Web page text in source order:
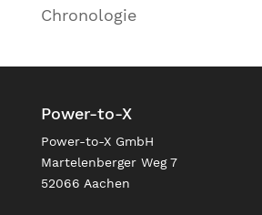
Chronologie
Power-to-X
Power-to-X GmbH
Martelenberger Weg 7
52066 Aachen